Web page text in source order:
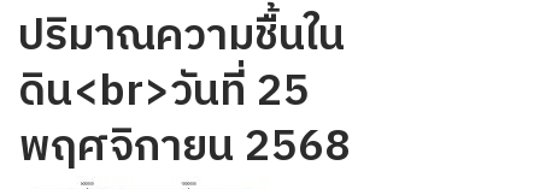
ปริมาณความชื้นใน
ดิน<br>วันที่ 25
พฤศจิกายน 2568